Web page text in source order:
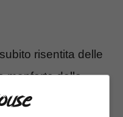
risentita delle
manforte dalla
posso cominciare